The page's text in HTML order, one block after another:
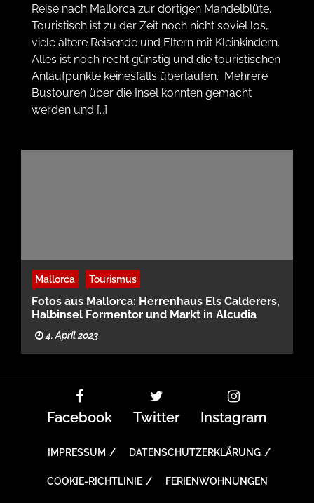
Reise nach Mallorca zur dortigen Mandelblüte.
Touristisch ist zu der Zeit noch nicht soviel los,
viele ältere Reisende und Eltern mit Kleinkindern.
Alles ist noch recht günstig und die touristischen
Anlaufpunkte keinesfalls überlaufen. Mehrere
Bustouren über die Insel konnten gemacht
werden und […]
Mallorca Tourismus
Fotos aus Mallorca: Herrenhaus Els Calderers,
Halbinsel Formentor und Markt in Alcudia
4. April 2023
Facebook Twitter Instagram
IMPRESSUM DATENSCHUTZERKLÄRUNG
COOKIE-RICHTLINIE FERIENWOHNUNGEN